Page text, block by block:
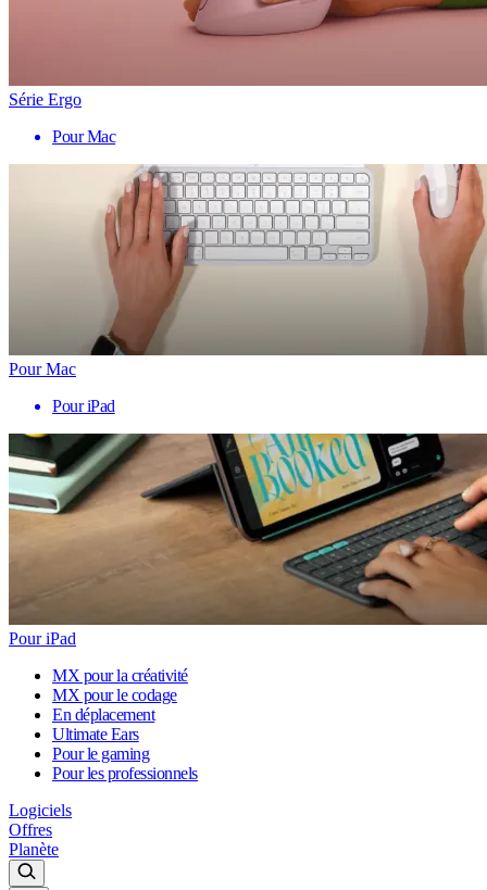
Série Ergo
Pour Mac
Pour Mac
Pour iPad
Pour iPad
MX pour la créativité
MX pour le codage
En déplacement
Ultimate Ears
Pour le gaming
Pour les professionnels
Logiciels
Offres
Planète